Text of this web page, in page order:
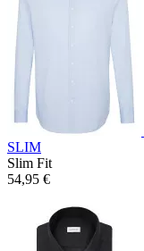
SLIM
Slim Fit
54,95 €